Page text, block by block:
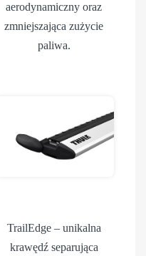
aerodynamiczny oraz
zmniejszająca zużycie
paliwa.
TrailEdge– unikalna
krawędź separująca